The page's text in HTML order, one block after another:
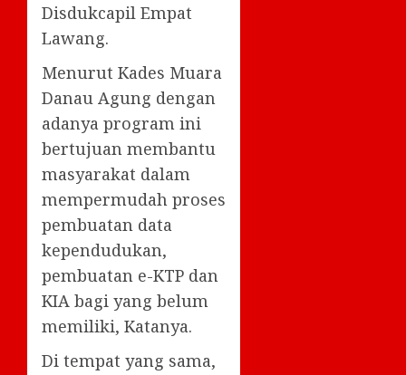
Disdukcapil Empat
Lawang.
Menurut Kades Muara
Danau Agung dengan
adanya program ini
bertujuan membantu
masyarakat dalam
mempermudah proses
pembuatan data
kependudukan,
pembuatan e-KTP dan
KIA bagi yang belum
memiliki, Katanya.
Di tempat yang sama,